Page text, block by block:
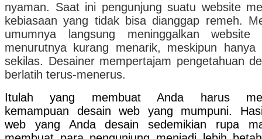
nyaman. Saat ini pengunjung suatu website
kebiasaan yang tidak bisa dianggap remeh.
umumnya langsung meninggalkan website
menurutnya kurang menarik, meskipun hanya
sekilas. Desainer mempertajam pengetahuan
berlatih terus-menerus.
Itulah yang membuat Anda harus
kemampuan desain web yang mumpuni.
web yang Anda desain sedemikian rupa